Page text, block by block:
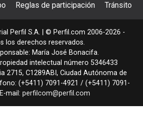
Reglas de participación Tránsito
Perfil S.A. | © Perfil.com 2006-2026 -
los derechos reservados.
María José Bonacifa.
intelectual número 5346433
2715, C1289ABI , Ciudad Autónoma de
(+5411) 7091-4921 / (+5411) 7091-
E-mail: perfilcom@perfil.com